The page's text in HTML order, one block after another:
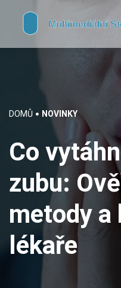
DOMŮ NOVINKY
Co
zubu:
metody
lékaře